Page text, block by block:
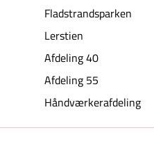
Fladstrandsparken
Lerstien
Afdeling 40
Afdeling 55
Håndværkerafdeling